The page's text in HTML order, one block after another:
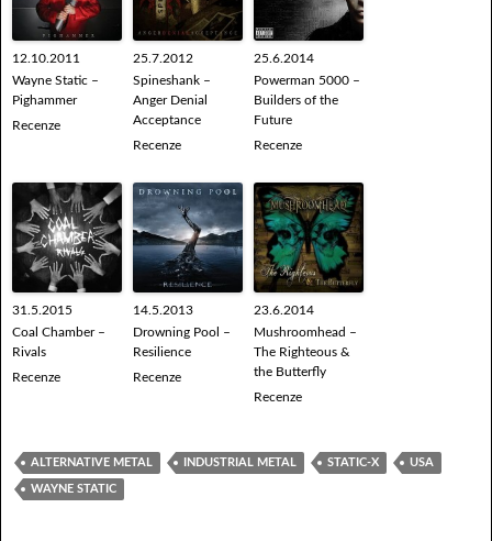
12.10.2011
Wayne Static –
Pighammer
Recenze
25.7.2012
Spineshank –
Anger Denial
Acceptance
Recenze
25.6.2014
Powerman 5000 –
Builders of the
Future
Recenze
31.5.2015
Coal Chamber –
Rivals
Recenze
14.5.2013
Drowning Pool –
Resilience
Recenze
23.6.2014
Mushroomhead –
The Righteous &
the Butterfly
Recenze
ALTERNATIVE METAL INDUSTRIAL METAL STATIC-X USA
WAYNE STATIC